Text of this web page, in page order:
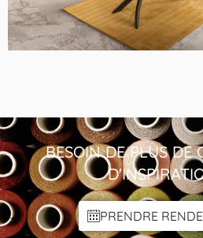
BESOIN DE PLUS DE
PRENDRE